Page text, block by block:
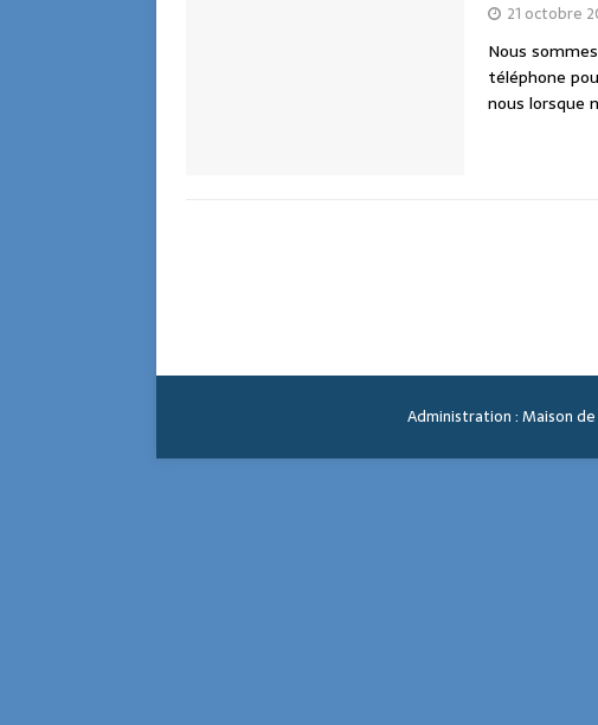
21 octobre
Nous
téléphone
nous lorsque
Administration : Maison